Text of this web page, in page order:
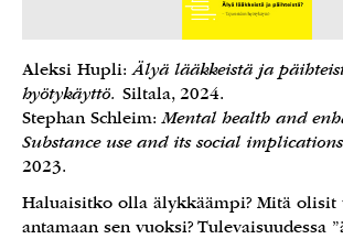
Aleksi Hupli:Älyä lääkkeistä ja
hyötykäyttö. Siltala, 2024.
Stephan Schleim:Mental health and
Substance use and its social
2023.
Haluaisitko olla älykkäämpi? Mitä olisit
antamaan sen vuoksi? Tulevaisuudessa